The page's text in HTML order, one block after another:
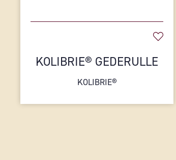
KOLIBRIE® GEDERULLE
KOLIBRIE®